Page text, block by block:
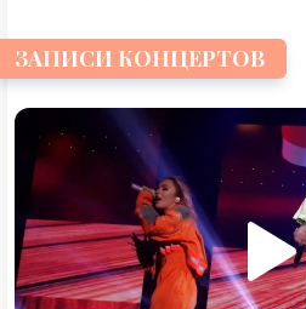
ЗАПИСИ КОНЦЕРТОВ